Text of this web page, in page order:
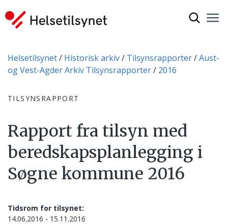
Du er her:
Helsetilsynet Historisk arkiv Tilsynsrapporter
Aust-
og Vest-Agder Arkiv Tilsynsrapporter
2016
TILSYNSRAPPORT
Rapport fra tilsyn med
beredskapsplanlegging i
Søgne kommune 2016
Tidsrom for tilsynet:
14.06.2016 - 15.11.2016